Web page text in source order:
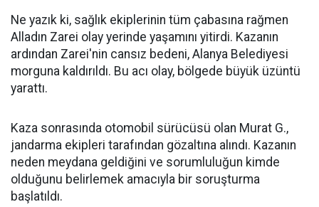
Ne yazık ki, sağlık ekiplerinin tüm çabasına rağmen
Alladın Zarei olay yerinde yaşamını yitirdi. Kazanın
ardından Zarei'nin cansız bedeni, Alanya Belediyesi
morguna kaldırıldı. Bu acı olay, bölgede büyük üzüntü
yarattı.
Kaza sonrasında otomobil sürücüsü olan Murat G.,
jandarma ekipleri tarafından gözaltına alındı. Kazanın
neden meydana geldiğini ve sorumluluğun kimde
olduğunu belirlemek amacıyla bir soruşturma
başlatıldı.